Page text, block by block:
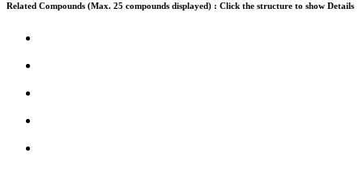
Related Compounds (Max. 25 compounds displayed) : Click the structure to show Details